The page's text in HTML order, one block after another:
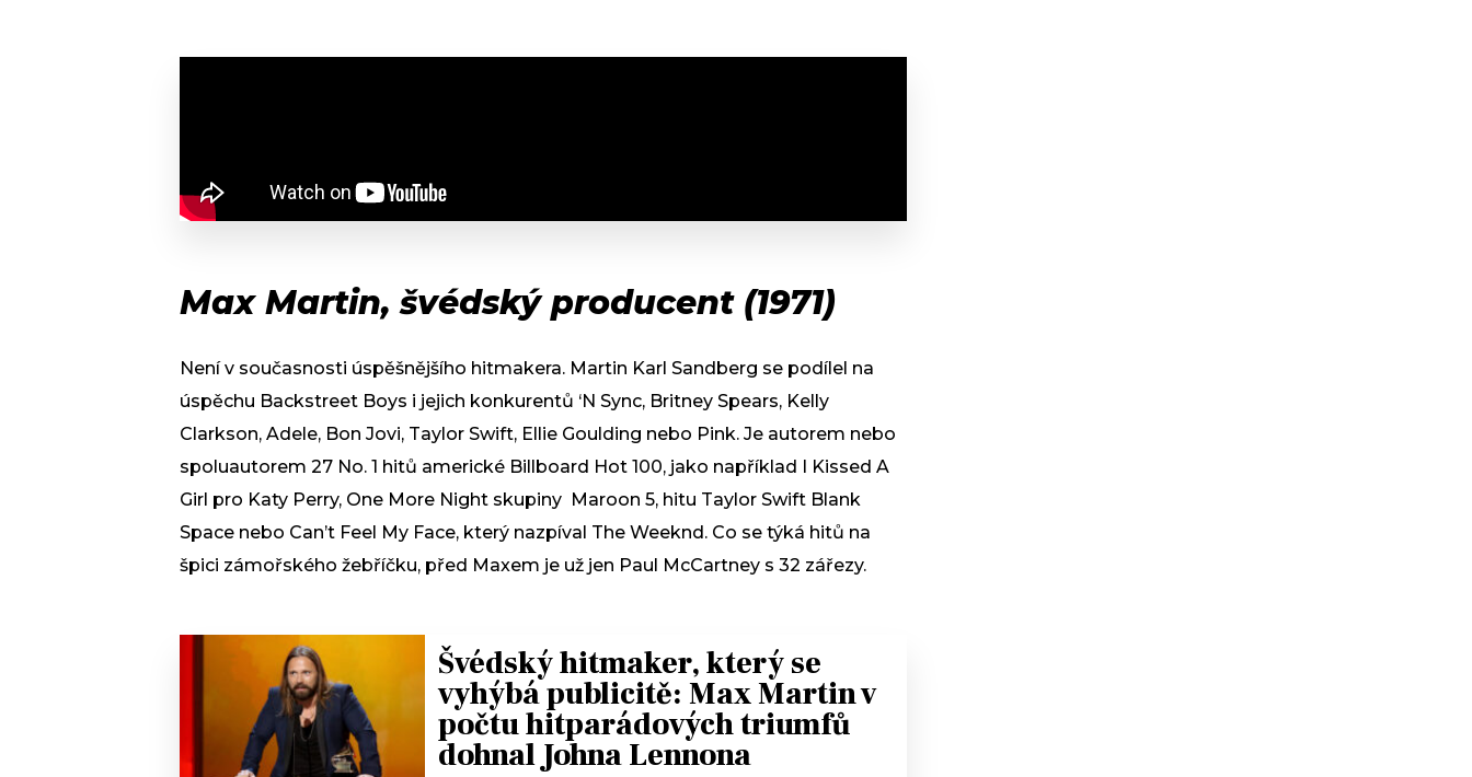
Max Martin, švédský producent (1971)
Není v současnosti úspěšnějšího hitmakera. Martin Karl Sandberg se podílel na
úspěchu Backstreet Boys i jejich konkurentů ‘N Sync, Britney Spears, Kelly
Clarkson, Adele, Bon Jovi, Taylor Swift, Ellie Goulding nebo Pink. Je autorem nebo
spoluautorem 27 No. 1 hitů americké Billboard Hot 100, jako například I Kissed A
Girl pro Katy Perry, One More Night skupiny Maroon 5, hitu Taylor Swift Blank
Space nebo Can’t Feel My Face, který nazpíval The Weeknd. Co se týká hitů na
špici zámořského žebříčku, před Maxem je už jen Paul McCartney s 32 zářezy.
Švédský hitmaker, který se
vyhýbá publicitě: Max Martin v
počtu hitparádových triumfů
dohnal Johna Lennona